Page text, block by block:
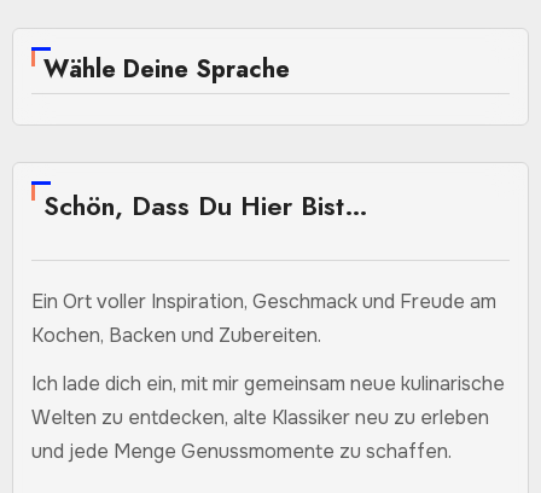
Wähle Deine Sprache
Schön, Dass Du Hier Bist…
Ein Ort voller Inspiration, Geschmack und Freude am
Kochen, Backen und Zubereiten.
Ich lade dich ein, mit mir gemeinsam neue kulinarische
Welten zu entdecken, alte Klassiker neu zu erleben
und jede Menge Genussmomente zu schaffen.